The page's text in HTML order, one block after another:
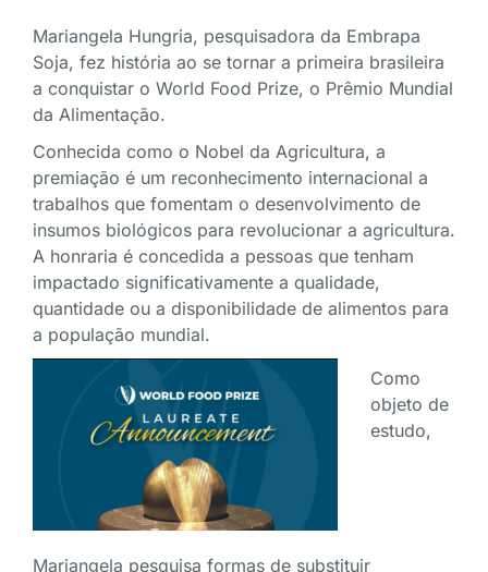
Mariangela Hungria, pesquisadora da Embrapa
Soja, fez história ao se tornar a primeira brasileira
a conquistar o World Food Prize, o Prêmio Mundial
da Alimentação.
Conhecida como o Nobel da Agricultura, a
premiação é um reconhecimento internacional a
trabalhos que fomentam o desenvolvimento de
insumos biológicos para revolucionar a agricultura.
A honraria é concedida a pessoas que tenham
impactado significativamente a qualidade,
quantidade ou a disponibilidade de alimentos para
a população mundial.
Como
objeto de
estudo,
Mariangela pesquisa formas de substituir